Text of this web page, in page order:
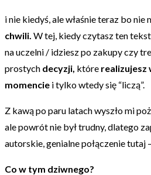
i nie kiedyś, ale właśnie teraz bo nie
chwili. W tej, kiedy czytasz ten
na uczelni / idziesz po zakupy czy
prostych decyzji, które realizujesz
momencie i tylko wtedy się “liczą”.
Z kawą po paru latach wyszło mi
ale powrót nie był trudny, dlatego
autorskie, genialne połączenie tutaj –
Co w tym dziwnego?